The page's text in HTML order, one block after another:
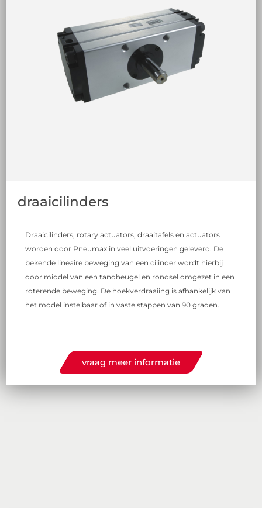
draaicilinders
Draaicilinders, rotary actuators, draaitafels en actuators
worden door Pneumax in veel uitvoeringen geleverd. De
bekende lineaire beweging van een cilinder wordt hierbij
door middel van een tandheugel en rondsel omgezet in een
roterende beweging. De hoekverdraaiing is afhankelijk van
het model instelbaar of in vaste stappen van 90 graden.
vraag meer informatie